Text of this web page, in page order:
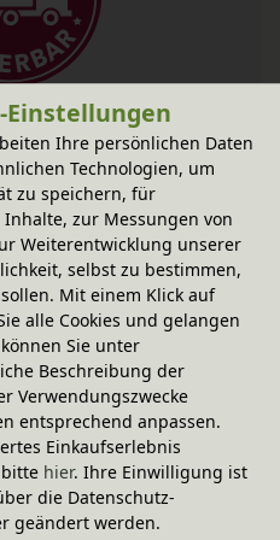
am Montag!
Ihre persönlichen Daten
Technologien, um
zu speichern, für
zur Messungen von
Weiterentwicklung unserer
selbst zu bestimmen,
Mit einem Klick auf
alle Cookies und gelangen
Sie unter
Beschreibung der
Verwendungszwecke
entsprechend anpassen.
Einkaufserlebnis
hier. Ihre Einwilligung ist
die Datenschutz-
geändert werden.